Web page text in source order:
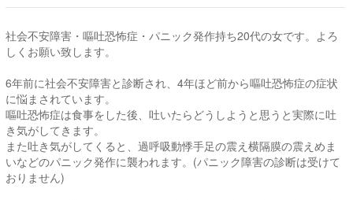
社会不安障害・嘔吐恐怖症・パニック発作持ち20代の女です。よろ
しくお願い致します。
6年前に社会不安障害と診断され、4年ほど前から嘔吐恐怖症の症状
に悩まされています。
嘔吐恐怖症は食事をした後、吐いたらどうしようと思うと実際に吐
き気がしてきます。
また吐き気がしてくると、過呼吸動悸手足の震え横隔膜の震えめま
いなどのパニック発作に襲われます。(パニック障害の診断は受けて
おりません)